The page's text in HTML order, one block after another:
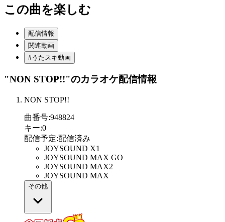
この曲を楽しむ
配信情報
関連動画
#うたスキ動画
"NON STOP!!"のカラオケ配信情報
NON STOP!!
曲番号:948824
キー:0
配信予定:配信済み
JOYSOUND X1
JOYSOUND MAX GO
JOYSOUND MAX2
JOYSOUND MAX
その他